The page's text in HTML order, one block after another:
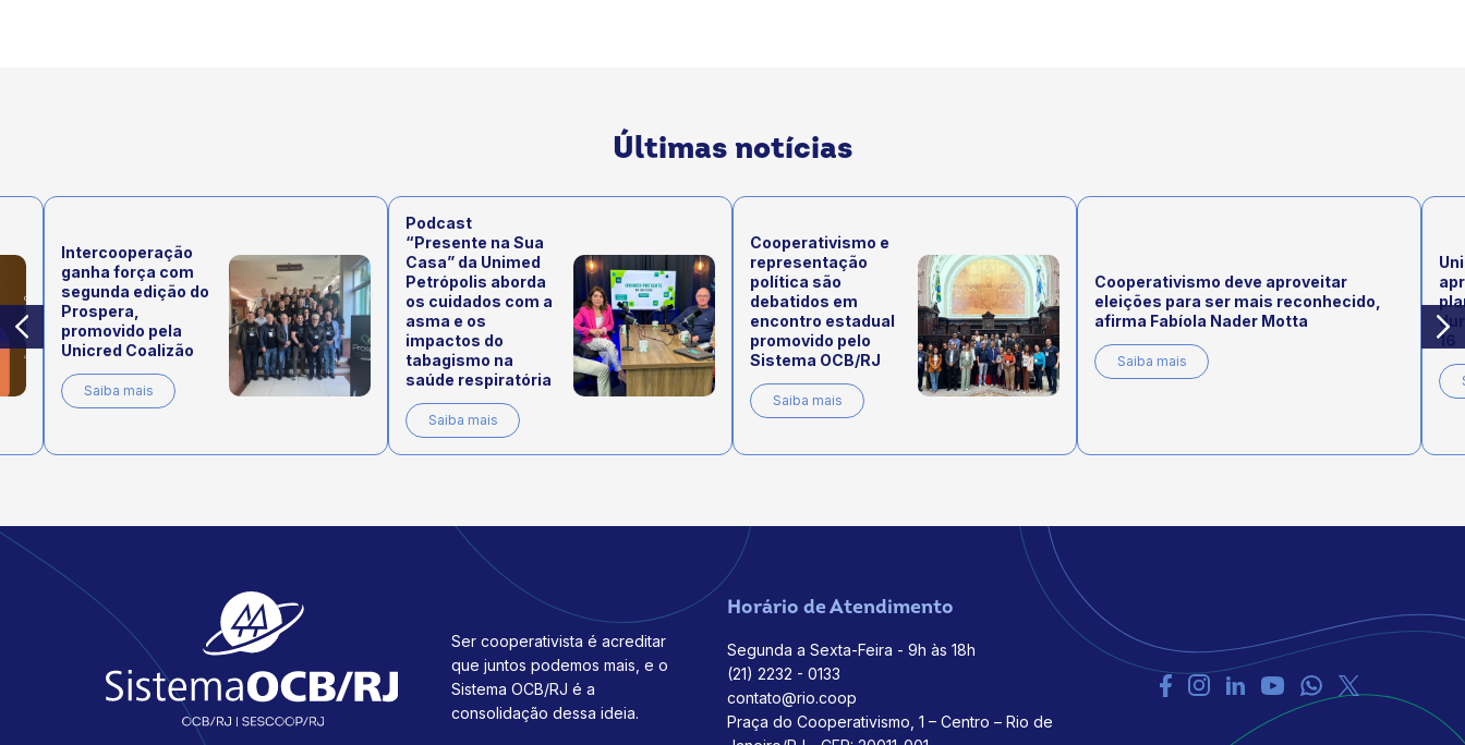
Últimas notícias
Intercooperação
ganha força com
segunda edição do
Prospera,
promovido pela
Unicred Coalizão
Saiba mais
Podcast
“Presente na Sua
Casa” da Unimed
Petrópolis aborda
os cuidados com a
asma e os
impactos do
tabagismo na
saúde respiratória
Saiba mais
Cooperativismo e
representação
política são
debatidos em
encontro estadual
promovido pelo
Sistema OCB/RJ
Saiba mais
Cooperativismo deve aproveitar
eleições para ser mais reconhecido,
afirma Fabíola Nader Motta
Saiba mais
16
Ser cooperativista é acreditar
que juntos podemos mais, e o
Sistema OCB/RJ é a
consolidação dessa ideia.
Horário de Atendimento
Segunda a Sexta-Feira - 9h às 18h
(21) 2232 - 0133
contato@rio.coop
Praça do Cooperativismo, 1 – Centro – Rio de